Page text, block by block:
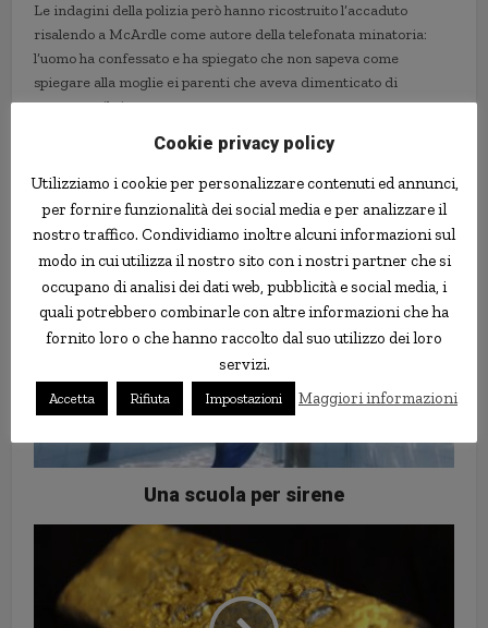
Le indagini della polizia però hanno ricostruito l’accaduto
risalendo a McArdle come autore della telefonata minatoria:
l’uomo ha confessato e ha spiegato che non sapeva come
spiegare alla moglie ei parenti che aveva dimenticato di
prenotare il ristorante.
quanto ha dichiarato l’avvocato dell’uomo
stanno ancora assieme nonostante l’accaduto.
Una scuola per sirene
Cookie privacy policy
Utilizziamo i cookie per personalizzare contenuti ed annunci,
per fornire funzionalità dei social media e per analizzare il
nostro traffico. Condividiamo inoltre alcuni informazioni sul
modo in cui utilizza il nostro sito con i nostri partner che si
occupano di analisi dei dati web, pubblicità e social media, i
quali potrebbero combinarle con altre informazioni che ha
fornito loro o che hanno raccolto dal suo utilizzo dei loro
servizi.
Accetta Rifiuta Impostazioni Maggiori informazioni